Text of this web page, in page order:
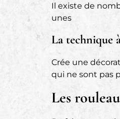
Il existe de
unes
La technique
Crée une
qui ne sont pas
Les